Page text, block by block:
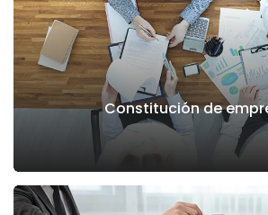
Constitución de